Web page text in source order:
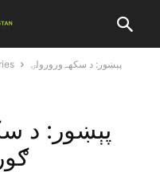
پېښور: د سکهـ ورورولۍ
پېښور: د